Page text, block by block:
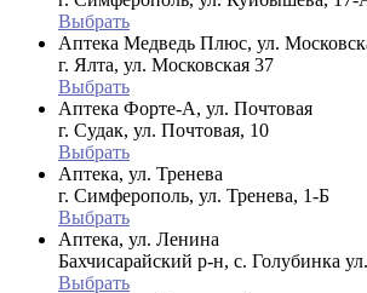
Выбрать
Аптека Медведь Плюс, ул.
г. Ялта, ул. Московская 37
Выбрать
Аптека Форте-А, ул. Почтовая
г. Судак, ул. Почтовая, 10
Выбрать
Аптека, ул. Тренева
г. Симферополь, ул. Тренева, 1-Б
Выбрать
Аптека, ул. Ленина
Бахчисарайский р-н, с. Голубинка
Выбрать